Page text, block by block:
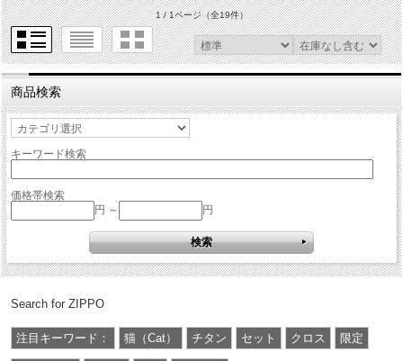
1 / 1ページ（全19件）
商品検索
キーワード検索
価格帯検索
円 ～
円
Search for ZIPPO
注目キーワード： 猫（Cat） チタン セット クロス 限定